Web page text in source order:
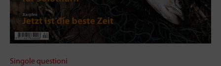
Singole questioni